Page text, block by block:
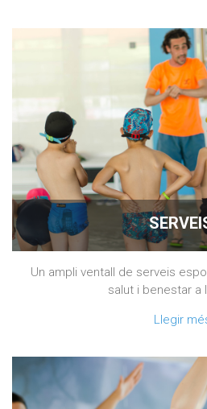
Un ampli ventall de serveis
salut i benestar a
Llegir